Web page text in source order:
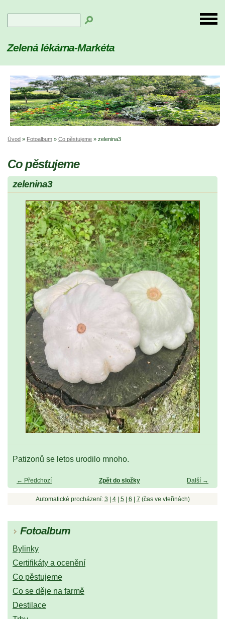
Zelená lékárna-Markéta
Úvod » Fotoalbum » Co pěstujeme » zelenina3
Co pěstujeme
zelenina3
Patizonů se letos urodilo mnoho.
← Předchozí Další →
Zpět do složky
Automatické procházení: 3 4| 5| 6 7 (čas ve vteřinách)
Fotoalbum
Bylinky
Certifikáty a ocenění
Co pěstujeme
Co se děje na farmě
Destilace